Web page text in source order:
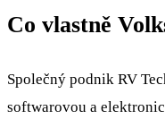
Co vlastně
Společný podnik RV
softwarovou a